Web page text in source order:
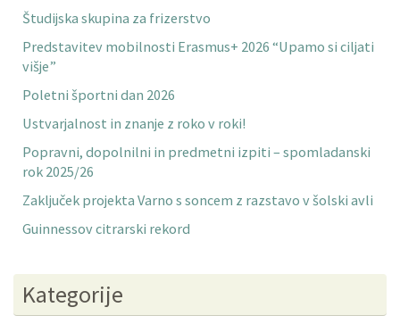
Študijska skupina za frizerstvo
Predstavitev mobilnosti Erasmus+ 2026 “Upamo si ciljati
višje”
Poletni športni dan 2026
Ustvarjalnost in znanje z roko v roki!
Popravni, dopolnilni in predmetni izpiti – spomladanski
rok 2025/26
Zaključek projekta Varno s soncem z razstavo v šolski avli
Guinnessov citrarski rekord
Kategorije